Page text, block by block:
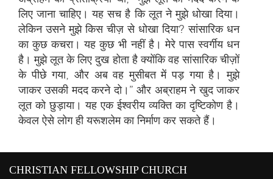
लिए जाना चाहिए। यह सच है कि लूत ने मुझे धोखा दिया।
लेकिन उसने मुझे किस चीज़ से धोखा दिया? सांसारिक धन
का कुछ कचरा। यह कुछ भी नहीं है। मेरे पास स्वर्गीय धन
है। मुझे लूत के लिए दुख होता है क्योंकि वह सांसारिक चीज़ों
के पीछे गया, और अब वह मुसीबत में पड़ गया है। मुझे
जाकर उसकी मदद करने दो।” और अब्राहम ने खुद जाकर
लूत को छुड़ाया। यह एक ईश्वरीय व्यक्ति का दृष्टिकोण है।
केवल ऐसे लोग ही यरूशलेम का निर्माण कर सकते हैं।
CHRISTIAN FELLOWSHIP CHURCH